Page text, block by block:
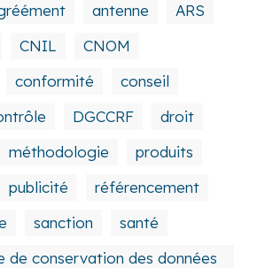
antenne
ARS
CNIL
CNOM
conformité
conseil
DGCCRF
droit
méthodologie
produits
publicité
référencement
sanction
santé
de conservation des données